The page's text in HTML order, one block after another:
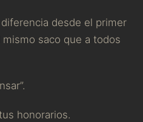
desde el primer
saco que a todos
honorarios.